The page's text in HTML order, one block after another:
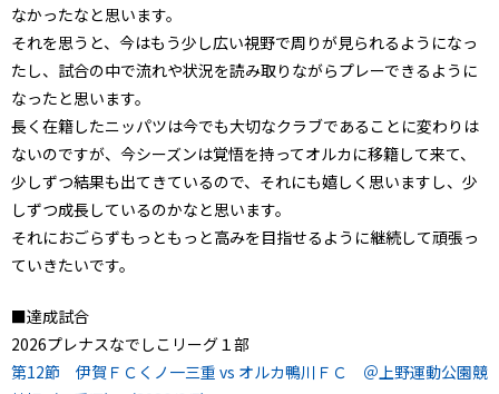
なかったなと思います。
それを思うと、今はもう少し広い視野で周りが見られるようになっ
たし、試合の中で流れや状況を読み取りながらプレーできるように
なったと思います。
長く在籍したニッパツは今でも大切なクラブであることに変わりは
ないのですが、今シーズンは覚悟を持ってオルカに移籍して来て、
少しずつ結果も出てきているので、それにも嬉しく思いますし、少
しずつ成長しているのかなと思います。
それにおごらずもっともっと高みを目指せるように継続して頑張っ
ていきたいです。
■達成試合
2026プレナスなでしこリーグ１部
第12節 伊賀ＦＣくノ一三重 vs オルカ鴨川ＦＣ ＠上野運動公園競